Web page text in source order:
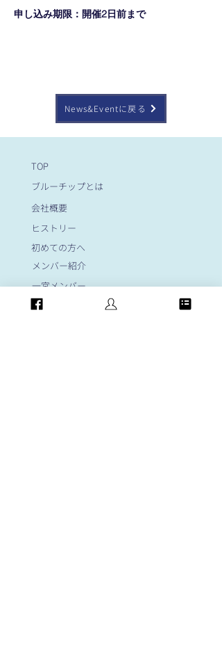
申し込み期限：開催2日前まで
News&Eventに戻る
TOP
ブルーチップとは
会社概要
ヒストリー
初めての方へ
メンバー紹介
一宮メンバー
名古屋メンバー